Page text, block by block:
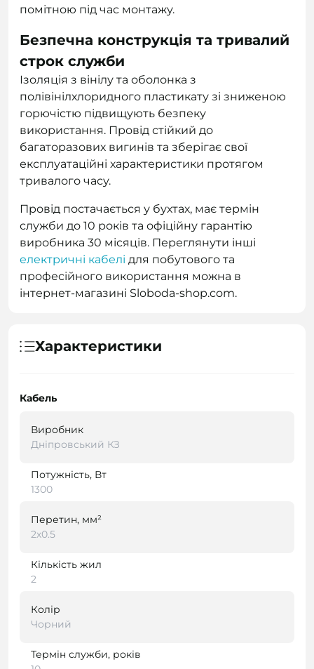
помітною під час монтажу.
Безпечна конструкція та тривалий
строк служби
Ізоляція з вінілу та оболонка з
полівінілхлоридного пластикату зі зниженою
горючістю підвищують безпеку
використання. Провід стійкий до
багаторазових вигинів та зберігає свої
експлуатаційні характеристики протягом
тривалого часу.
Провід постачається у бухтах, має термін
служби до 10 років та офіційну гарантію
виробника 30 місяців. Переглянути інші
електричні кабелі для побутового та
професійного використання можна в
інтернет-магазині Sloboda-shop.com.
Характеристики
Кабель
Виробник
Дніпровський КЗ
Потужність, Вт
1300
Перетин, мм²
2х0.5
Кількість жил
2
Колір
Чорний
Термін служби, років